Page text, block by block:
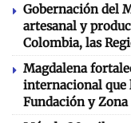
Gobernación del
artesanal y
Colombia, las
Magdalena
internacional que
Fundación y Zona